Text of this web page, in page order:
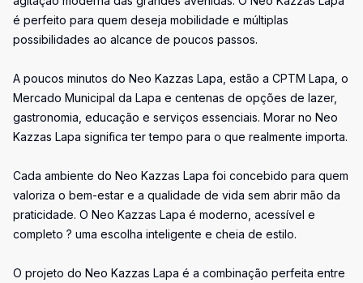
é perfeito para quem deseja mobilidade e múltiplas
possibilidades ao alcance de poucos passos.
A poucos minutos do Neo Kazzas Lapa, estão a CPTM Lapa, o
Mercado Municipal da Lapa e centenas de opções de lazer,
gastronomia, educação e serviços essenciais. Morar no Neo
Kazzas Lapa significa ter tempo para o que realmente importa.
Cada ambiente do Neo Kazzas Lapa foi concebido para quem
valoriza o bem-estar e a qualidade de vida sem abrir mão da
praticidade. O Neo Kazzas Lapa é moderno, acessível e
completo ? uma escolha inteligente e cheia de estilo.
O projeto do Neo Kazzas Lapa é a combinação perfeita entre